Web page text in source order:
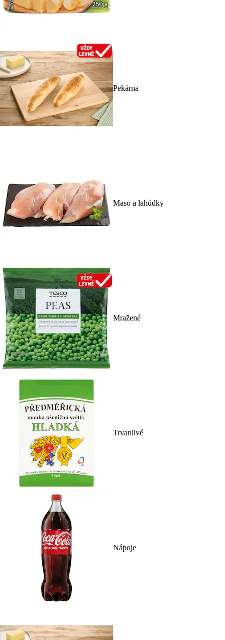
Pekárna
Maso a lahůdky
Mražené
Trvanlivé
Nápoje